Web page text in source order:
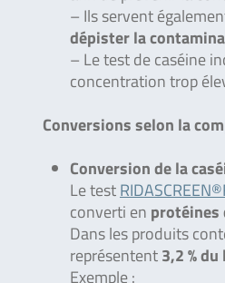
– Ils servent
dépister la
– Le test de caséine
concentration trop
Conversions selon la
Conversion de la
Le test
converti en protéines
Dans les produits
représentent3,2 %
Exemple :